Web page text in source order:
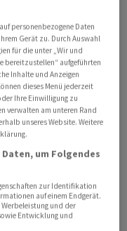
als die Hälfte an
Verkäufen seines
hat
seines Geschäfts
hier.
den
personenbezogene Daten
Gerät zu. Durch Auswahl
für die unter „Wir und
bereitzustellen“ aufgeführten
Inhalte und Anzeigen
dieses Menü jederzeit
Ihre Einwilligung zu
verwalten am unteren Rand
unseres Website. Weitere
um Folgendes
zur Identifikation
auf einem Endgerät.
und der
Entwicklung und